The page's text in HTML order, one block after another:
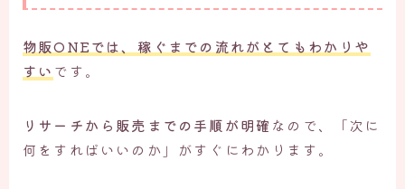
物販ONEでは、 稼ぐまでの流れがとてもわかりや
すい です。
リサーチから販売までの手順が明確 なので、「次に
何をすればいいのか」がすぐにわかります。